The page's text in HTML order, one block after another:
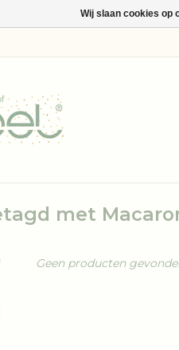
met
Geen producten
Wij slaan cookies op